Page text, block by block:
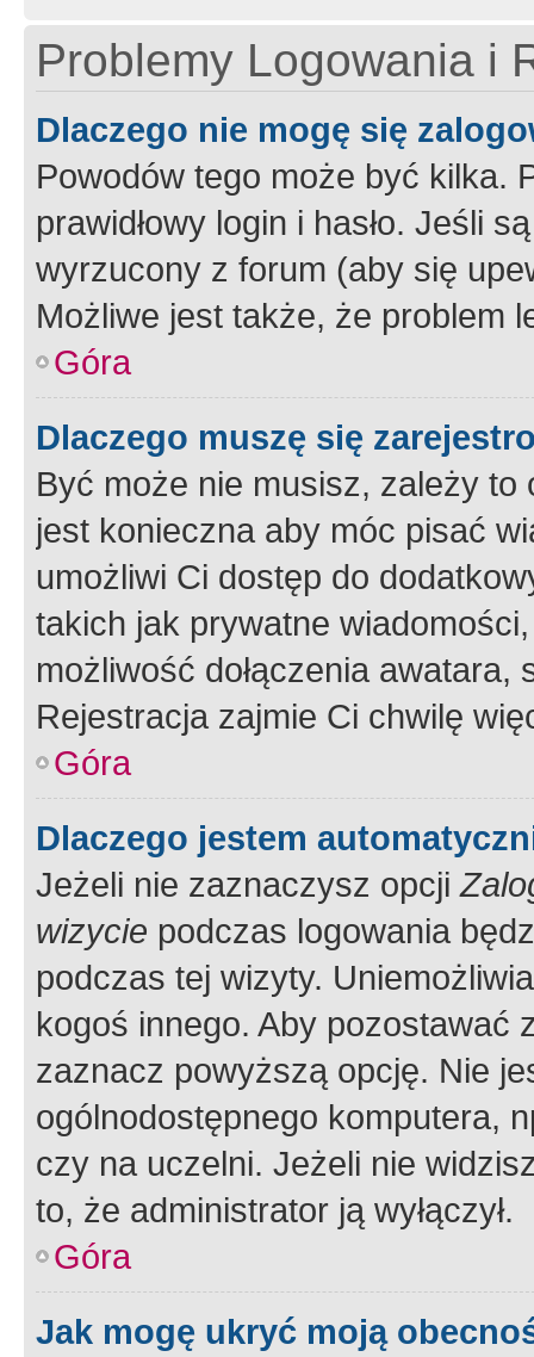
Problemy Logowania i
Dlaczego nie mogę się
Powodów tego może być kilka.
prawidłowy login i hasło. Jeśli
wyrzucony z forum (aby się
Możliwe jest także, że problem
Góra
Dlaczego muszę się
Być może nie musisz, zależy
jest konieczna aby móc pisać
umożliwi Ci dostęp do
takich jak prywatne
możliwość dołączenia
Rejestracja zajmie Ci chwilę
Góra
Dlaczego jestem
Jeżeli nie zaznaczysz opcji
wizycie podczas logowania
podczas tej wizyty.
kogoś innego. Aby pozostawać
zaznacz powyższą opcję. Nie
ogólnodostępnego komputera,
czy na uczelni. Jeżeli nie
to, że administrator ją wyłączył.
Góra
Jak mogę ukryć moją